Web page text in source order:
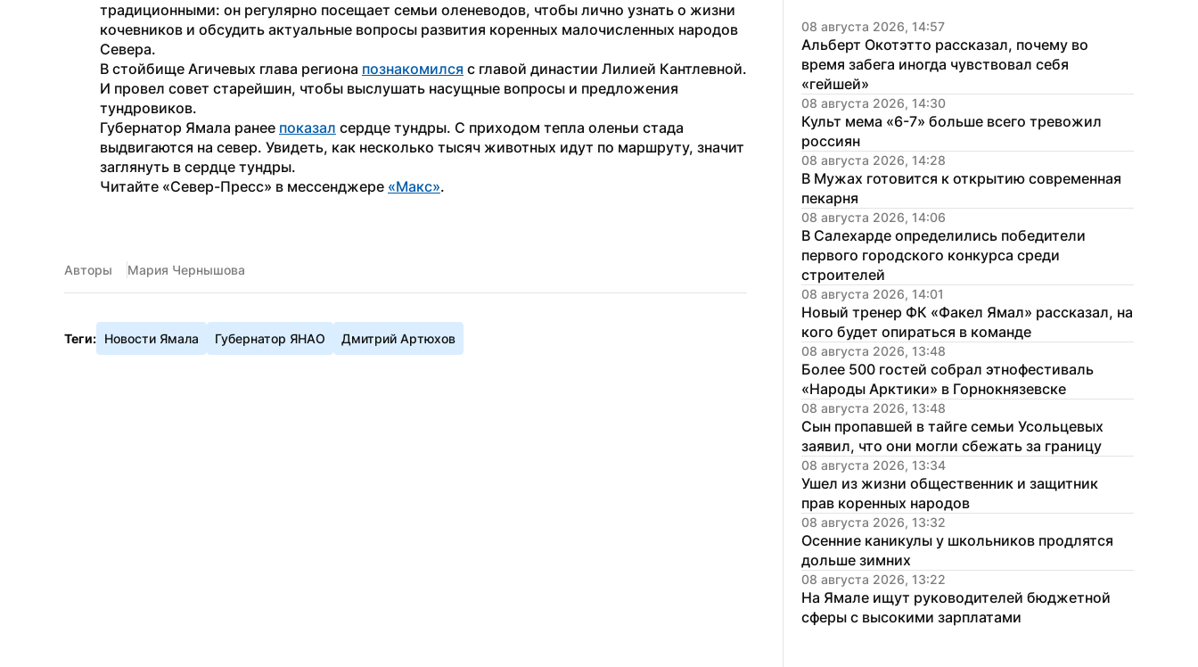
традиционными: он регулярно посещает семьи оленеводов, чтобы лично узнать о жизни
кочевников и обсудить актуальные вопросы развития коренных малочисленных народов
Севера.
В стойбище Агичевых глава региона познакомился с главой династии Лилией Кантлевной.
И провел совет старейшин, чтобы выслушать насущные вопросы и предложения
тундровиков.
Губернатор Ямала ранее показал сердце тундры. С приходом тепла оленьи стада
выдвигаются на север. Увидеть, как несколько тысяч животных идут по маршруту, значит
заглянуть в сердце тундры.
Читайте «Север-Пресс» в мессенджере «Макс».
Авторы Мария Чернышова
Теги: Новости Ямала Губернатор ЯНАО Дмитрий Артюхов
08 августа 2026, 14:57
Альберт Окотэтто рассказал, почему во
время забега иногда чувствовал себя
«гейшей»
08 августа 2026, 14:30
Культ мема «6-7» больше всего тревожил
россиян
08 августа 2026, 14:28
В Мужах готовится к открытию современная
пекарня
08 августа 2026, 14:06
В Салехарде определились победители
первого городского конкурса среди
строителей
08 августа 2026, 14:01
Новый тренер ФК «Факел Ямал» рассказал, на
кого будет опираться в команде
08 августа 2026, 13:48
Более 500 гостей собрал этнофестиваль
«Народы Арктики» в Горнокнязевске
08 августа 2026, 13:48
Сын пропавшей в тайге семьи Усольцевых
заявил, что они могли сбежать за границу
08 августа 2026, 13:34
Ушел из жизни общественник и защитник
прав коренных народов
08 августа 2026, 13:32
Осенние каникулы у школьников продлятся
дольше зимних
08 августа 2026, 13:22
На Ямале ищут руководителей бюджетной
сферы с высокими зарплатами